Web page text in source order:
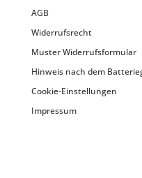
AGB
Widerrufsrecht
Muster Widerrufsformular
Hinweis nach dem
Cookie-Einstellungen
Impressum